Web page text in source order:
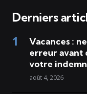
Derniers
Vacances :
erreur avant
votre
août 4, 2026